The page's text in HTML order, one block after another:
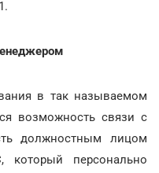
в так называемом
возможность связи с
должностным лицом
который персонально